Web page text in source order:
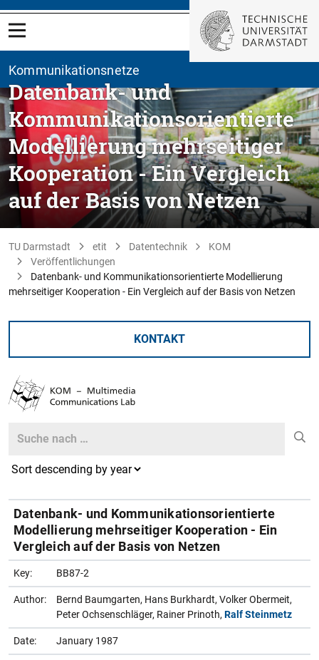
Kommunikationsnetze
Datenbank- und
Kommunikationsorientierte
Modellierung mehrseitiger
Kooperation - Ein Vergleich
auf der Basis von Netzen
TU Darmstadt etit Datentechnik
KOM
Veröffentlichungen
Datenbank- und Kommunikationsorientierte Modellierung
mehrseitiger Kooperation - Ein Vergleich auf der Basis von Netzen
KONTAKT
Search
Datenbank- und Kommunikationsorientierte
Modellierung mehrseitiger Kooperation - Ein
Vergleich auf der Basis von Netzen
Key: BB87-2
Author:
Bernd Baumgarten, Hans Burkhardt, Volker Obermeit,
Peter Ochsenschläger, Rainer Prinoth, Ralf Steinmetz
Date: January 1987